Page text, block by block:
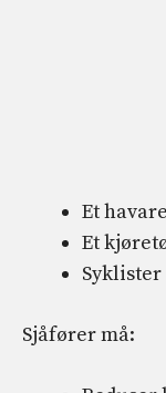
Et
Et
Syklister
Sjåfører må: